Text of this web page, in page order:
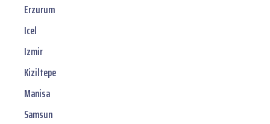
Erzurum
Icel
Izmir
Kiziltepe
Manisa
Samsun